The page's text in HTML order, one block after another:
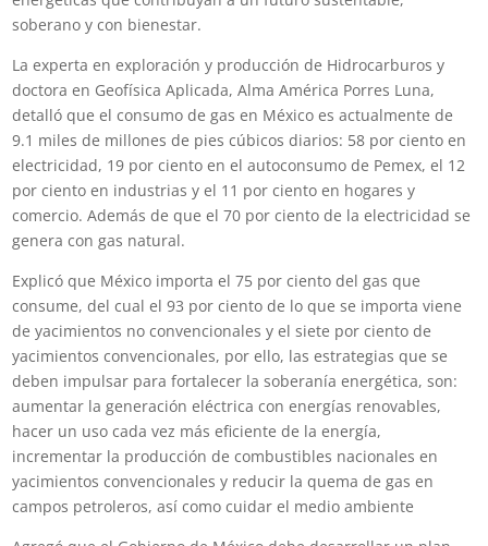
soberano y con bienestar.
La experta en exploración y producción de Hidrocarburos y
doctora en Geofísica Aplicada, Alma América Porres Luna,
detalló que el consumo de gas en México es actualmente de
9.1 miles de millones de pies cúbicos diarios: 58 por ciento en
electricidad, 19 por ciento en el autoconsumo de Pemex, el 12
por ciento en industrias y el 11 por ciento en hogares y
comercio. Además de que el 70 por ciento de la electricidad se
genera con gas natural.
Explicó que México importa el 75 por ciento del gas que
consume, del cual el 93 por ciento de lo que se importa viene
de yacimientos no convencionales y el siete por ciento de
yacimientos convencionales, por ello, las estrategias que se
deben impulsar para fortalecer la soberanía energética, son:
aumentar la generación eléctrica con energías renovables,
hacer un uso cada vez más eficiente de la energía,
incrementar la producción de combustibles nacionales en
yacimientos convencionales y reducir la quema de gas en
campos petroleros, así como cuidar el medio ambiente